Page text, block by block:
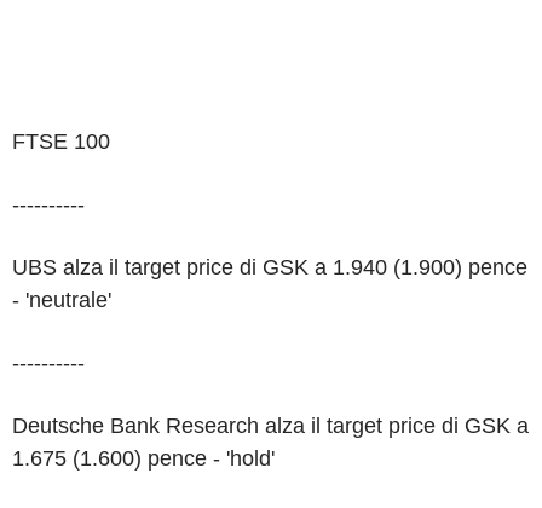
FTSE 100
----------
UBS alza il target price di GSK a 1.940 (1.900) pence
- 'neutrale'
----------
Deutsche Bank Research alza il target price di GSK a
1.675 (1.600) pence - 'hold'